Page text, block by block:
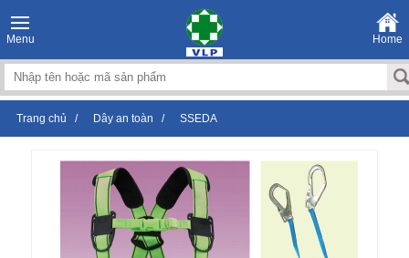
Menu Home
Trang chủ / Dây an toàn / SSEDA